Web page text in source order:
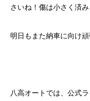
さいね！傷は小さく済み
明日もまた納車に向け頑
八高オートでは、公式